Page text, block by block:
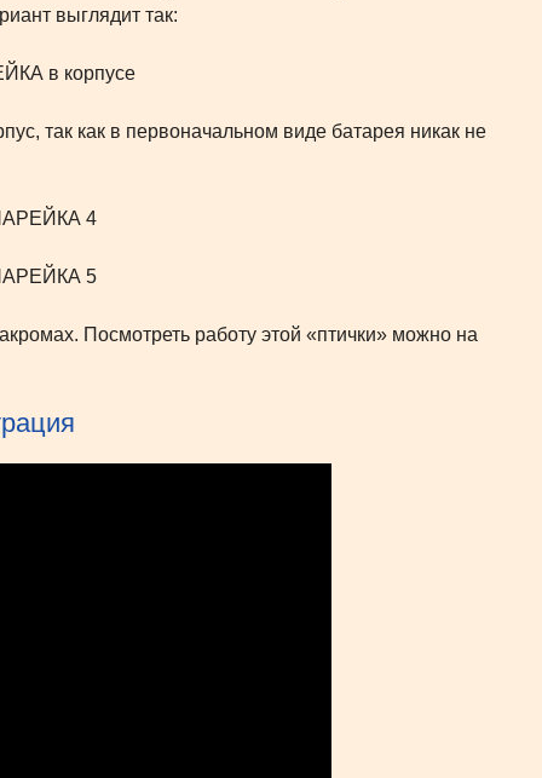
выглядит так:
так как в первоначальном виде батарея никак не
Посмотреть работу этой «птички» можно на